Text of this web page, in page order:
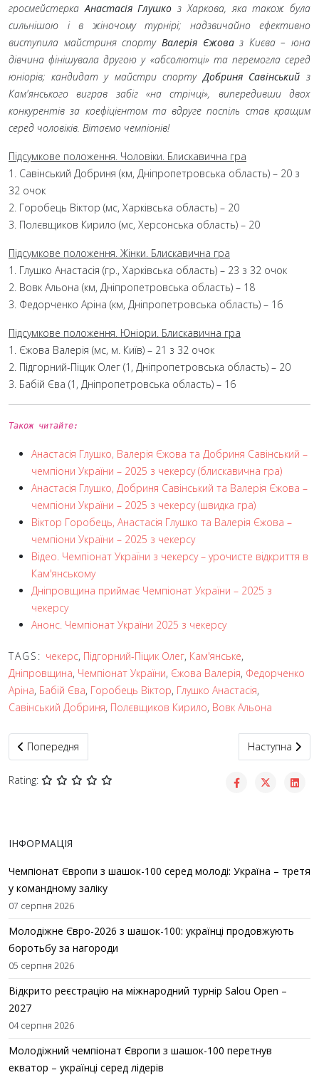
гросмейстерка Анастасія Глушко з Харкова, яка також була
сильнішою і в жіночому турнірі; надзвичайно ефективно
виступила майстриня спорту Валерія Єжоваз Києва – юна
дівчина фінішувала другою у «абсолютці» та перемогла серед
юніорів; кандидат у майстри спорту Добриня Савінський з
Кам'янського виграв забіг «на стрічці», випередивши двох
конкурентів за коефіцієнтом та вдруге поспіль став кращим
серед чоловіків. Вітаємо чемпіонів!
Підсумкове положення. Чоловіки. Блискавична гра
1. Савінський Добриня (км, Дніпропетровська область) – 20 з
32 очок
2. Горобець Віктор (мс, Харківська область) – 20
3. Полєвщиков Кирило (мс, Херсонська область) – 20
Підсумкове положення. Жінки. Блискавична гра
1. Глушко Анастасія (гр., Харківська область) – 23 з 32 очок
2. Вовк Альона (км, Дніпропетровська область) – 18
3. Федорченко Аріна (км, Дніпропетровська область) – 16
Підсумкове положення. Юніори. Блискавична гра
1. Єжова Валерія (мс, м. Київ) – 21 з 32 очок
2. Підгорний-Піцик Олег (1, Дніпропетровська область) – 20
3. Бабій Єва (1, Дніпропетровська область) – 16
Також читайте:
Анастасія Глушко, Валерія Єжова та Добриня Савінський –
чемпіони України – 2025 з чекерсу (блискавична гра)
Анастасія Глушко, Добриня Савінський та Валерія Єжова –
чемпіони України – 2025 з чекерсу (швидка гра)
Віктор Горобець, Анастасія Глушко та Валерія Єжова –
чемпіони України – 2025 з чекерсу
Відео. Чемпіонат України з чекерсу – урочисте відкриття в
Кам'янському
Дніпровщина приймає Чемпіонат України – 2025 з
чекерсу
Анонс. Чемпіонат України 2025 з чекерсу
TAGS: чекерс, Підгорний-Піцик Олег, Кам'янське,
Дніпровщина, Чемпіонат України, Єжова Валерія, Федорченко
Аріна, Бабій Єва, Горобець Віктор, Глушко Анастасія,
Савінський Добриня, Полєвщиков Кирило, Вовк Альона
Попередня стаття: У Дніпрі відбувся молодіжний чемпіонат
Попередня Наступна
Наступна
Rating:
ІНФОРМАЦІЯ
Чемпіонат Європи з шашок-100 серед молоді: Україна – третя
у командному заліку
07 серпня 2026
Молодіжне Євро-2026 з шашок-100: українці продовжують
боротьбу за нагороди
05 серпня 2026
Відкрито реєстрацію на міжнародний турнір Salou Open –
2027
04 серпня 2026
Молодіжний чемпіонат Європи з шашок-100 перетнув
екватор – українці серед лідерів